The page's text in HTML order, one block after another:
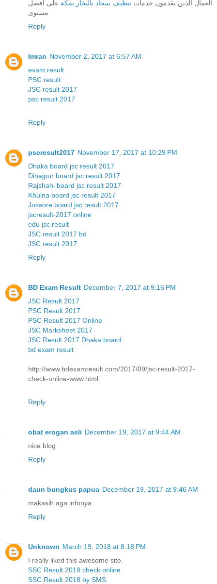
العمال الذين يقدمون خدماتتنظيف سجاد بالبخار بمكة على افضل
مستوى
Reply
Imran November 2, 2017 at 6:57 AM
exam result
PSC result
JSC result 2017
psc result 2017
Reply
pscresult2017 November 17, 2017 at 10:29 PM
Dhaka board jsc result 2017
Dinajpur board jsc result 2017
Rajshahi board jsc result 2017
Khulna board jsc result 2017
Jossore board jsc result 2017
jscresult-2017.online
edu jsc result
JSC result 2017 bd
JSC result 2017
Reply
BD Exam Result December 7, 2017 at 9:16 PM
JSC Result 2017
PSC Result 2017
PSC Result 2017 Online
JSC Marksheet 2017
JSC Result 2017 Dhaka board
bd exam result
http://www.bdexamresult.com/2017/09/jsc-result-2017-
check-online-www.html
Reply
obat erogan asli December 19, 2017 at 9:44 AM
nice blog
Reply
daun bungkus papua December 19, 2017 at 9:46 AM
makasih aga infonya
Reply
Unknown March 19, 2018 at 8:18 PM
I really liked this awesome site.
SSC Result 2018 check online
SSC Result 2018 by SMS